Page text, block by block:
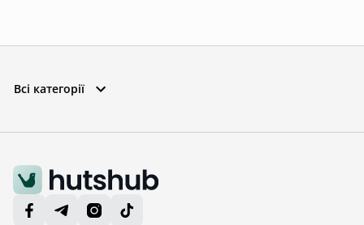
Всі категорії